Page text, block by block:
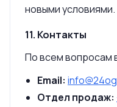
новыми условиями.
11. Контакты
По всем вопросам
Email:
Отдел продаж: